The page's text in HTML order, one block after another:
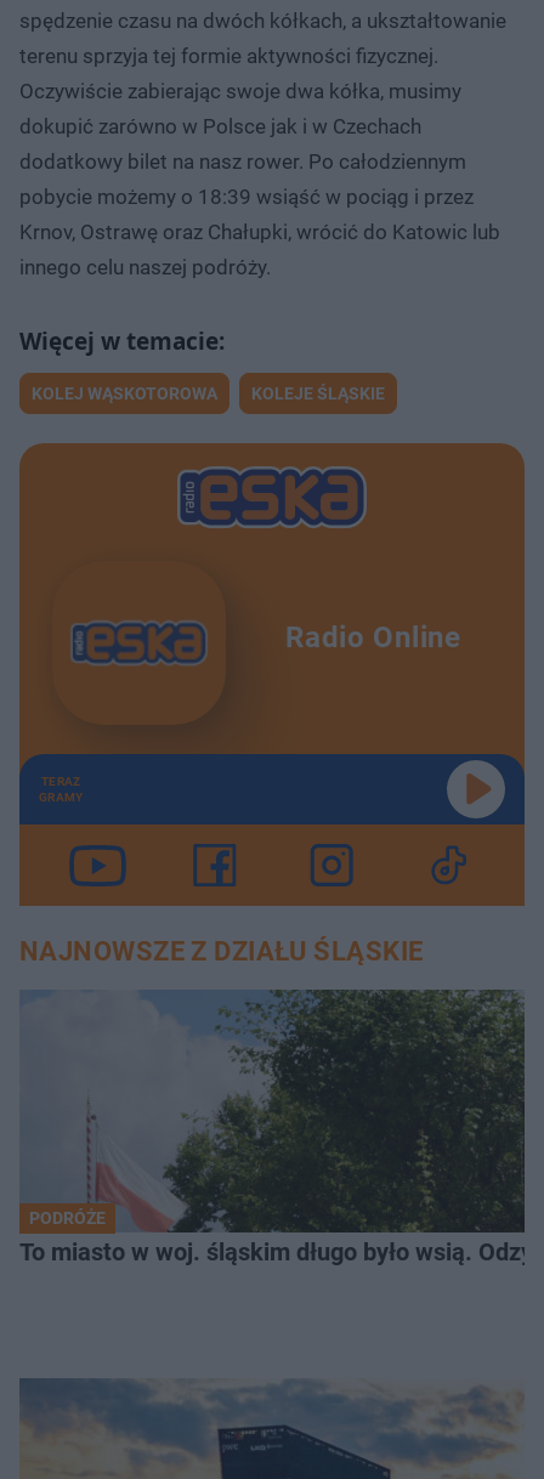
spędzenie czasu na dwóch kółkach, a ukształtowanie
terenu sprzyja tej formie aktywności fizycznej.
Oczywiście zabierając swoje dwa kółka, musimy
dokupić zarówno w Polsce jak i w Czechach
dodatkowy bilet na nasz rower. Po całodziennym
pobycie możemy o 18:39 wsiąść w pociąg i przez
Krnov, Ostrawę oraz Chałupki, wrócić do Katowic lub
innego celu naszej podróży.
KOLEJ WĄSKOTOROWA KOLEJE ŚLĄSKIE
Radio Online
TERAZ
GRAMY
NAJNOWSZE Z DZIAŁU ŚLĄSKIE
PODRÓŻE
To miasto w woj. śląskim długo było wsią.